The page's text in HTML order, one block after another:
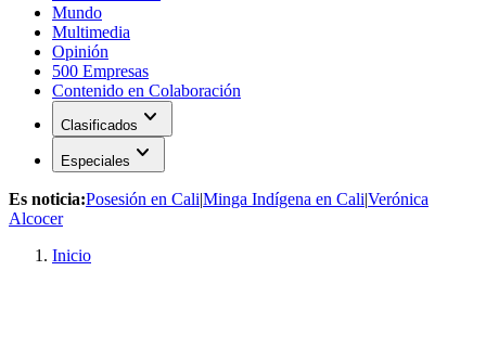
Mundo
Multimedia
Opinión
500 Empresas
Contenido en Colaboración
Clasificados expand_more
Especiales expand_more
Es noticia:Posesión en Cali|Minga Indígena en Cali|Verónica
Alcocer
Inicio